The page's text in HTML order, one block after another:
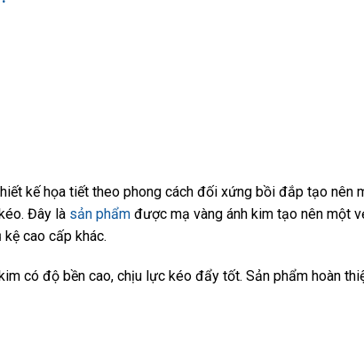
kế họa tiết theo phong cách đối xứng bồi đắp tạo nên
Đây là sản phẩm được mạ vàng ánh kim tạo nên một
cao cấp khác.
có độ bền cao, chịu lực kéo đẩy tốt. Sản phẩm hoàn